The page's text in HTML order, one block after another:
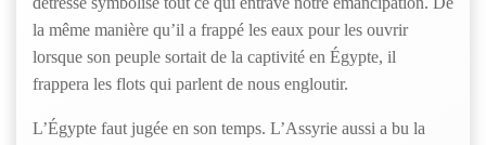
la même manière qu’il a frappé les eaux pour les ouvrir
lorsque son peuple sortait de la captivité en Égypte, il
frappera les flots qui parlent de nous engloutir.
L’Égypte faut jugée en son temps. L’Assyrie aussi a bu la